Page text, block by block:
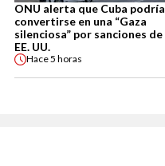
ONU alerta que Cuba podría
convertirse en una “Gaza
silenciosa” por sanciones de
EE. UU.
Hace5 horas